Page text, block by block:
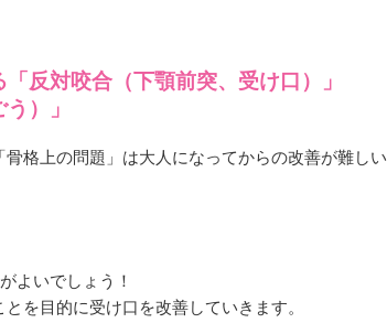
反対咬合（下顎前突、受け口）」
）」
格上の問題」は大人になってからの改善が難しい
よいでしょう！
を目的に受け口を改善していきます。